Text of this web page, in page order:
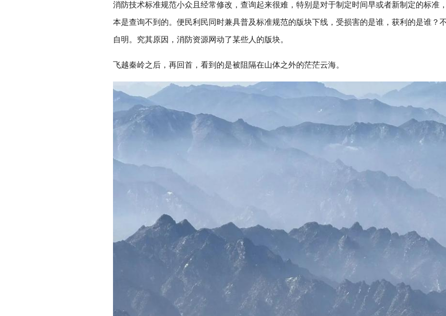
消防技术标准规范小众且经常修改，查询起来很难，特别是对于制定时间早或者新制定的标准
本是查询不到的。便民利民同时兼具普及标准规范的版块下线，受损害的是谁，获利的是谁？
自明。究其原因，消防资源网动了某些人的版块。
飞越秦岭之后，再回首，看到的是被阻隔在山体之外的茫茫云海。